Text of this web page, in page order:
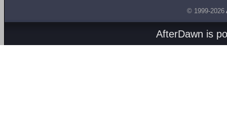
© 1999-2026
AfterDawn is